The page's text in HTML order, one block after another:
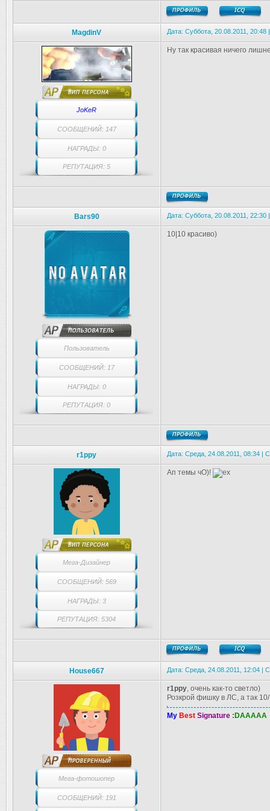
MagdinV Дата: Суббота, 20.08.2011,
JoKeR
СООБЩЕНИЙ: 147
НАГРАДЫ: 0
РЕПУТАЦИЯ: 5
Ну так красивая ничего
Bars90 Дата: Суббота, 20.08.2011,
Пользователь
СООБЩЕНИЙ: 17
НАГРАДЫ: 0
РЕПУТАЦИЯ: 0
10|10 красиво)
r1ppy Дата: Среда, 24.08.2011, 08:34 |
Мега-Дизайнер
СООБЩЕНИЙ: 569
НАГРАДЫ: 3
РЕПУТАЦИЯ: 5304
Ап темы чО)!
House667 Дата: Среда, 24.08.2011, 12:04 |
Мега-фотошопер
СООБЩЕНИЙ: 191
r1ppy, очень как-то светло)
Розкрой фишку в ЛС, а так
My Best Signature :DAAAAA